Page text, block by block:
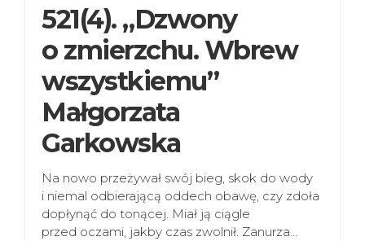
521(4). „Dzwony
o zmierzchu. Wbrew
wszystkiemu”
Małgorzata
Garkowska
Na nowo przeżywał swój bieg, skok do wody
i niemal odbierającą oddech obawę, czy zdoła
dopłynąć do tonącej. Miał ją ciągle
przed oczami, jakby czas zwolnił. Zanurza…